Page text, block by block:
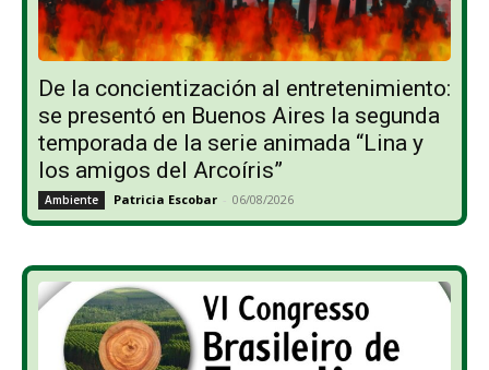
De la concientización al entretenimiento:
se presentó en Buenos Aires la segunda
temporada de la serie animada “Lina y
los amigos del Arcoíris”
Ambiente Patricia Escobar - 06/08/2026